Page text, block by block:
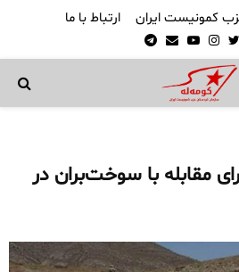
کمونیست ایران ارتباط با ما
Twitter
Instagram
Youtube
Email
Telegram
مقابله با سوخت‌بران در